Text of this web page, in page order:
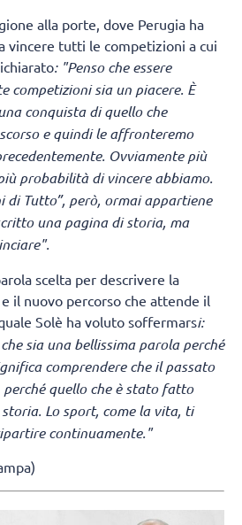
alla porte, dove Perugia ha
vincere tutti le competizioni a cui
: "Penso che essere
competizioni sia un piacere. È
conquista di quello che
e quindi le affronteremo
Ovviamente più
probabilità di vincere abbiamo.
di Tutto”, però, ormai appartiene
una pagina di storia, ma
scelta per descrivere la
il nuovo percorso che attende il
Solè ha voluto soffermarsi:
sia una bellissima parola perché
comprendere che il passato
quello che è stato fatto
Lo sport, come la vita, ti
continuamente."